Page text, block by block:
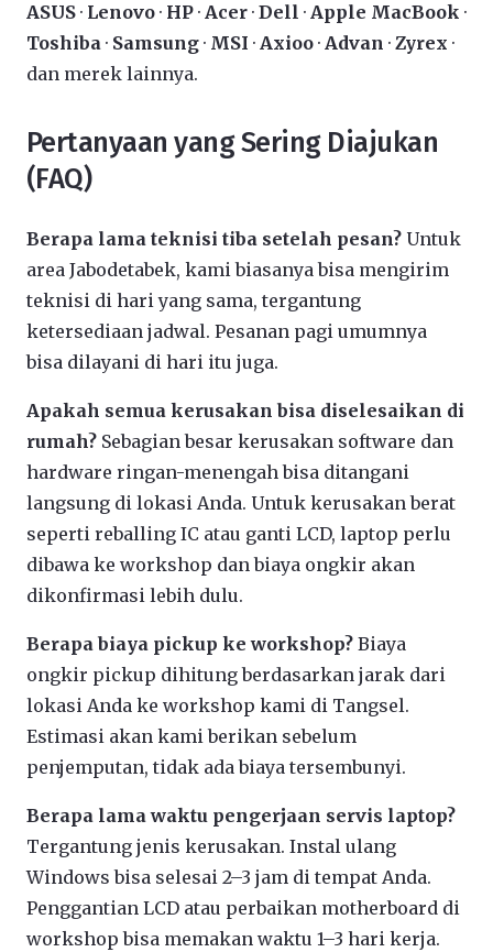
ASUS · Lenovo · HP · Acer · Dell · Apple MacBook ·
Toshiba · Samsung · MSI · Axioo · Advan · Zyrex ·
dan merek lainnya.
Pertanyaan yang Sering Diajukan
(FAQ)
Berapa lama teknisi tiba setelah pesan? Untuk
area Jabodetabek, kami biasanya bisa mengirim
teknisi di hari yang sama, tergantung
ketersediaan jadwal. Pesanan pagi umumnya
bisa dilayani di hari itu juga.
Apakah semua kerusakan bisa diselesaikan di
rumah? Sebagian besar kerusakan software dan
hardware ringan-menengah bisa ditangani
langsung di lokasi Anda. Untuk kerusakan berat
seperti reballing IC atau ganti LCD, laptop perlu
dibawa ke workshop dan biaya ongkir akan
dikonfirmasi lebih dulu.
Berapa biaya pickup ke workshop? Biaya
ongkir pickup dihitung berdasarkan jarak dari
lokasi Anda ke workshop kami di Tangsel.
Estimasi akan kami berikan sebelum
penjemputan, tidak ada biaya tersembunyi.
Berapa lama waktu pengerjaan servis laptop?
Tergantung jenis kerusakan. Instal ulang
Windows bisa selesai 2–3 jam di tempat Anda.
Penggantian LCD atau perbaikan motherboard di
workshop bisa memakan waktu 1–3 hari kerja.